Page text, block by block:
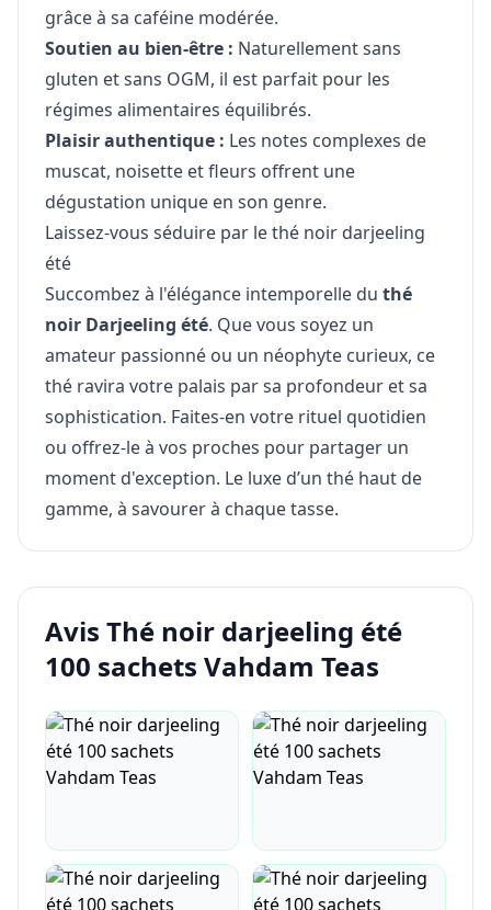
grâce à sa caféine modérée.
Soutien au bien-être : Naturellement sans
gluten et sans OGM, il est parfait pour les
régimes alimentaires équilibrés.
Plaisir authentique : Les notes complexes de
muscat, noisette et fleurs offrent une
dégustation unique en son genre.
Laissez-vous séduire par le thé noir darjeeling
été
Succombez à l'élégance intemporelle du thé
noir Darjeeling été. Que vous soyez un
amateur passionné ou un néophyte curieux, ce
thé ravira votre palais par sa profondeur et sa
sophistication. Faites-en votre rituel quotidien
ou offrez-le à vos proches pour partager un
moment d'exception. Le luxe d’un thé haut de
gamme, à savourer à chaque tasse.
Avis Thé noir darjeeling été
100 sachets Vahdam Teas